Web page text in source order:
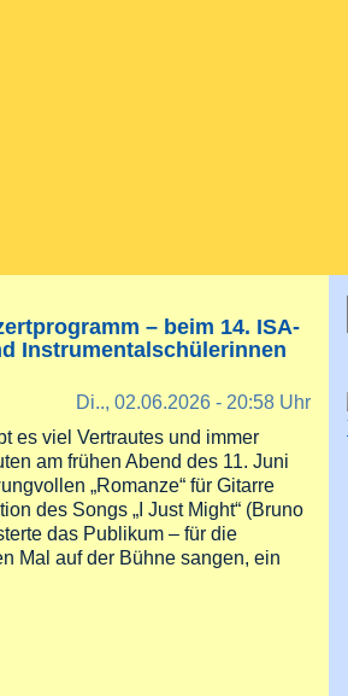
– beim 14. ISA-
Instrumentalschülerinnen
Di.., 02.06.2026 - 20:58 Uhr
es viel Vertrautes und immer
am frühen Abend des 11. Juni
„Romanze“ für Gitarre
des Songs „I Just Might“ (Bruno
das Publikum – für die
Mal auf der Bühne sangen, ein
Konzertprogramm – beim 14.